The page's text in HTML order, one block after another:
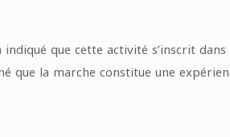
que cette activité s’inscrit
la marche constitue une